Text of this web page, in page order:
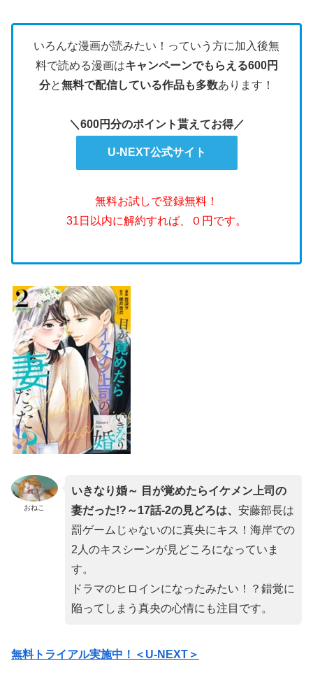
いろんな漫画が読みたい！っていう方に加入後無
料で読める漫画はキャンペーンでもらえる600円
分と無料で配信している作品も多数あります！
＼600円分のポイント貰えてお得／
U-NEXT公式サイト
無料お試しで登録無料！
31日以内に解約すれば、０円です。
おねこ
いきなり婚～ 目が覚めたらイケメン上司の
妻だった!?～17話-2の見どろは、 安藤部長は
罰ゲームじゃないのに真央にキス！海岸での
2人のキスシーンが見どころになっていま
す。
ドラマのヒロインになったみたい！？錯覚に
陥ってしまう真央の心情にも注目です。
無料トライアル実施中！＜U-NEXT＞